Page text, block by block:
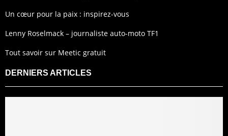
Un cœur pour la paix : inspirez-vous
Lenny Roselmack – journaliste auto-moto TF1
Tout savoir sur Meetic gratuit
DERNIERS ARTICLES